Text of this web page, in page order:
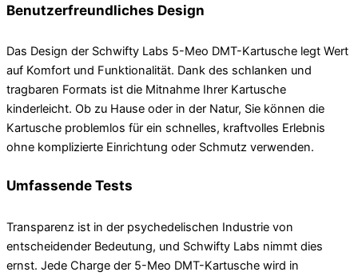
Benutzerfreundliches Design
Das Design der Schwifty Labs 5-Meo DMT-Kartusche legt Wert
auf Komfort und Funktionalität. Dank des schlanken und
tragbaren Formats ist die Mitnahme Ihrer Kartusche
kinderleicht. Ob zu Hause oder in der Natur, Sie können die
Kartusche problemlos für ein schnelles, kraftvolles Erlebnis
ohne komplizierte Einrichtung oder Schmutz verwenden.
Umfassende Tests
Transparenz ist in der psychedelischen Industrie von
entscheidender Bedeutung, und Schwifty Labs nimmt dies
ernst. Jede Charge der 5-Meo DMT-Kartusche wird in